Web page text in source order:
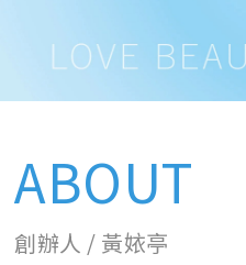
ABOUT
創辦人 / 黃㛄亭